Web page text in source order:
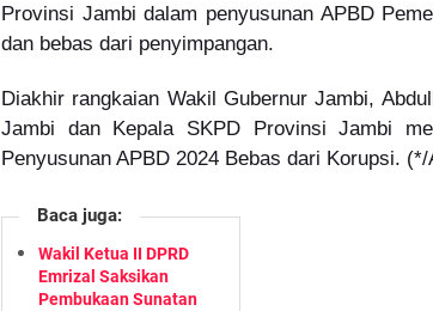
Provinsi Jambi dalam penyusunan APBD
dan bebas dari penyimpangan.
Diakhir rangkaian Wakil Gubernur Jambi,
Jambi dan Kepala SKPD Provinsi Jambi
Penyusunan APBD 2024 Bebas dari Korupsi. (*/
Baca juga:
Wakil Ketua II DPRD
Emrizal Saksikan
Pembukaan Sunatan